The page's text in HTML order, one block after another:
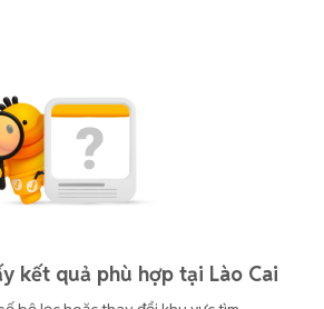
kết quả phù hợp tại Lào Cai